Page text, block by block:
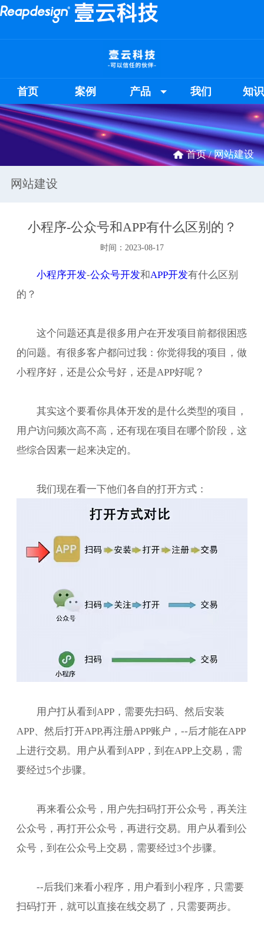
首页 案例 产品 我们 知
首页 /网站建设
网站建设
小程序-公众号和APP有什么区别的？
时间：2023-08-17
小程序开发-公众号开发和APP开发有什么区别
的？
这个问题还真是很多用户在开发项目前都很困惑
的问题。有很多客户都问过我：你觉得我的项目，做
小程序好，还是公众号好，还是APP好呢？
其实这个要看你具体开发的是什么类型的项目，
用户访问频次高不高，还有现在项目在哪个阶段，这
些综合因素一起来决定的。
我们现在看一下他们各自的打开方式：
用户打从看到APP，需要先扫码、然后安装
APP、然后打开APP,再注册APP账户，--后才能在APP
上进行交易。用户从看到APP，到在APP上交易，需
要经过5个步骤。
再来看公众号，用户先扫码打开公众号，再关注
公众号，再打开公众号，再进行交易。用户从看到公
众号，到在公众号上交易，需要经过3个步骤。
--后我们来看小程序，用户看到小程序，只需要
扫码打开，就可以直接在线交易了，只需要两步。